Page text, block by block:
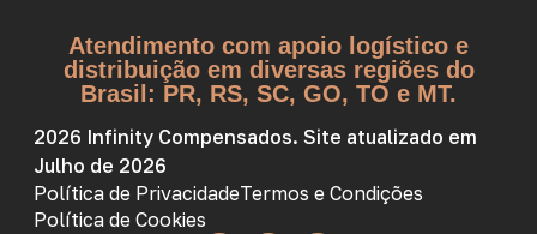
Atendimento com apoio logístico e
distribuição em diversas regiões do
Brasil: PR, RS, SC, GO, TO e MT.
2026 Infinity Compensados. Site atualizado em
Julho de 2026
Política de PrivacidadeTermos e Condições
Política de Cookies